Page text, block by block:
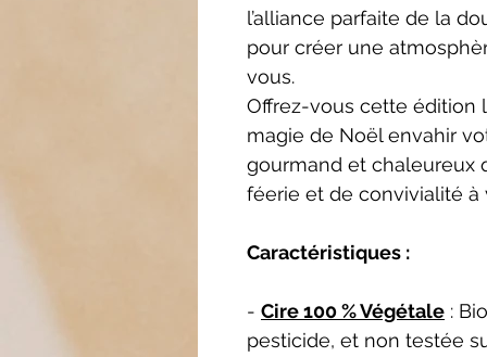
l’alliance parfaite de la
pour créer une
vous.
Offrez-vous cette édition
magie de Noël envahir
gourmand et chaleureux
féerie et de convivialité
Caractéristiques :
- Cire 100 % Végétale :
pesticide, et non testée